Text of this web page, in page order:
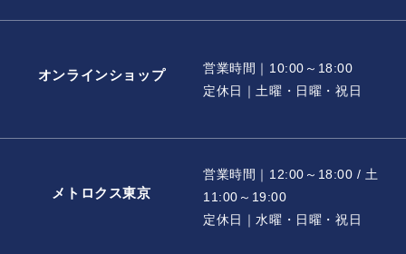
オンラインショップ
営業時間｜10:00～18:00
定休日｜土曜・日曜・祝日
メトロクス東京
営業時間｜12:00～18:00 / 土
11:00～19:00
定休日｜水曜・日曜・祝日